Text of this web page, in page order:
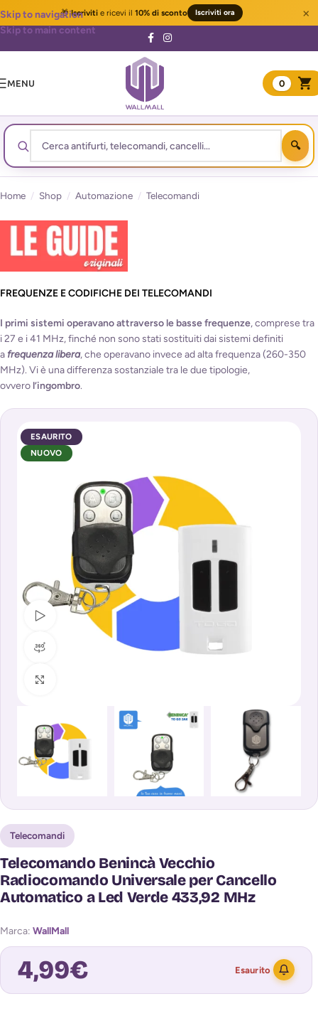
🎁Iscrivitie ricevi il 10% di sconto Iscriviti ora ×
Skip to navigation
Skip to main content
MENU 0
Home / Shop / Automazione / Telecomandi
FREQUENZE E CODIFICHE DEI TELECOMANDI
I primi sistemi operavano attraverso le basse frequenze, comprese tra
i 27 e i 41 MHz, finché non sono stati sostituiti dai sistemi definiti
a frequenza libera, che operavano invece ad alta frequenza (260-350
MHz). Vi è una differenza sostanziale tra le due tipologie,
ovvero l’ingombro.
ESAURITO
NUOVO
Guarda video
360 vista prodotto
Telecomandi
Telecomando Benincà Vecchio
Radiocomando Universale per Cancello
Automatico a Led Verde 433,92 MHz
Marca: WallMall
4,99€ Esaurito